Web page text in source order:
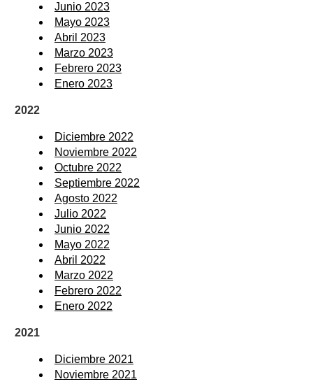
Junio 2023
Mayo 2023
Abril 2023
Marzo 2023
Febrero 2023
Enero 2023
2022
Diciembre 2022
Noviembre 2022
Octubre 2022
Septiembre 2022
Agosto 2022
Julio 2022
Junio 2022
Mayo 2022
Abril 2022
Marzo 2022
Febrero 2022
Enero 2022
2021
Diciembre 2021
Noviembre 2021